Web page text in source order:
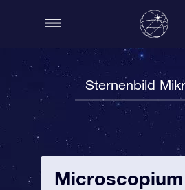
Sternenbild
Microscopium